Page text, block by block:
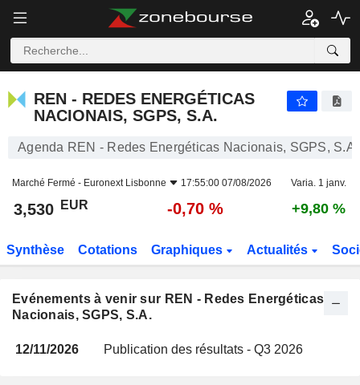
REN - REDES ENERGÉTICAS NACIONAIS, SGPS, S.A.
REN - REDES ENERGÉTICAS
NACIONAIS, SGPS, S.A.
Agenda REN - Redes Energéticas Nacionais, SGPS, S.A.
Marché Fermé - Euronext Lisbonne 17:55:00 07/08/2026 Varia. 1 janv.
3,530 EUR -0,70 % +9,80 %
Synthèse Cotations Graphiques Actualités
Evénements à venir sur REN - Redes Energéticas
Nacionais, SGPS, S.A.
12/11/2026 Publication des résultats - Q3 2026